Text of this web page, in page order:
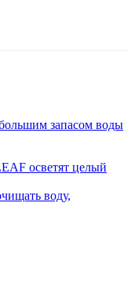
запасом воды
осветят целый
воду,